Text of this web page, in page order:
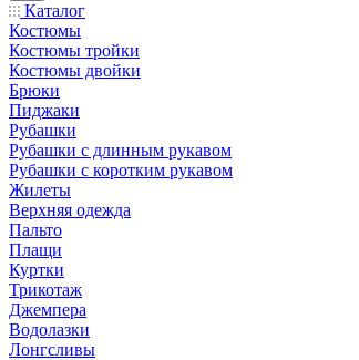
Каталог
Костюмы
Костюмы тройки
Костюмы двойки
Брюки
Пиджаки
Рубашки
Рубашки с длинным рукавом
Рубашки с коротким рукавом
Жилеты
Верхняя одежда
Пальто
Плащи
Куртки
Трикотаж
Джемпера
Водолазки
Лонгсливы